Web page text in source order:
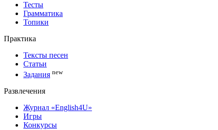
Тесты
Грамматика
Топики
Практика
Тексты песен
Статьи
Задания new
Развлечения
Журнал «English4U»
Игры
Конкурсы